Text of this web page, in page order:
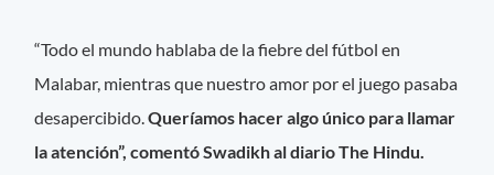
“Todo el mundo hablaba de la fiebre del fútbol en
Malabar, mientras que nuestro amor por el juego pasaba
desapercibido.Queríamos hacer algo único para llamar
la atención”, comentó Swadikh al diario The Hindu.